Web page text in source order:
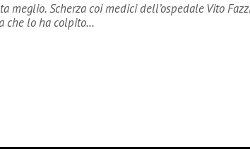
meglio. Scherza coi medici dell’ospedale Vito
che lo ha colpito…